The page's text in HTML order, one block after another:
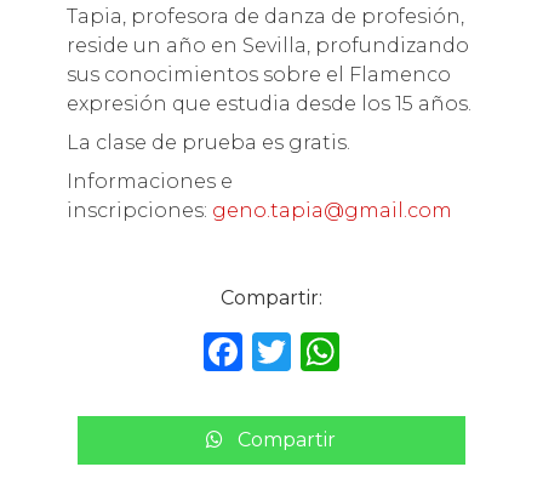
Tapia, profesora de danza de profesión,
reside un año en Sevilla, profundizando
sus conocimientos sobre el Flamenco
expresión que estudia desde los 15 años.
La clase de prueba es gratis.
Informaciones e
inscripciones: geno.tapia@gmail.com
Compartir:
F
c
e
T
it
te
W
a
ts
Compartir